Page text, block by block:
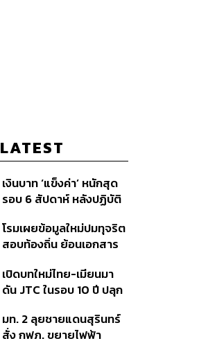
LATEST
เงินบาท ‘แข็งค่า’ หนักสุด
รอบ 6 สัปดาห์ หลังปฏิบัติ
สหรัฐฯ-ญี่ปุ่น Standard
Chartered เปิดเป้าสิ้นปีนี้
ต่อดอลลาร์
โรมเผยข้อมูลใหม่ปมทุจริต
สอบท้องถิ่น ย้อนเอกสาร
อนุทิน จ่อสอบต่อเอี่ยว
ตัดตอน ม.บูรพา หรือไม่
เปิดบทใหม่ไทย-เมียนมา
ดัน JTC ในรอบ 10 ปี ปลุก
ชายแดน ท่าเรือน้ำลึก
ทวาย
มท. 2 ลุยชายแดนสุรินทร์
สั่ง กฟภ. ขยายไฟฟ้า